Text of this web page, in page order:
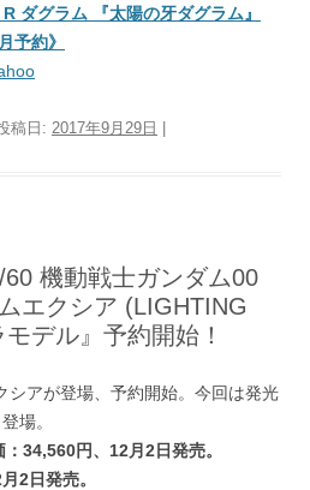
ダグラム 『太陽の牙ダグラム』
予約》
稿日: 2017年9月29日
機動戦士ガンダム00
エクシア (LIGHTING
デル』予約開始！
シアが登場、予約開始。今回は発光
場。
34,560円、12月2日発売。
2日発売。